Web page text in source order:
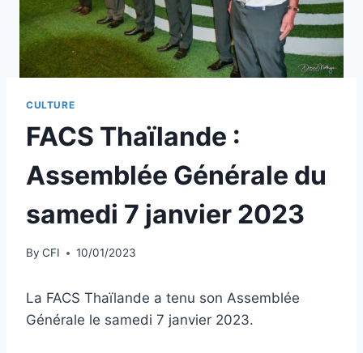
CULTURE
FACS Thaïlande :
Assemblée Générale du
samedi 7 janvier 2023
By CFI 10/01/2023
La FACS Thaïlande a tenu son Assemblée
Générale le samedi 7 janvier 2023.